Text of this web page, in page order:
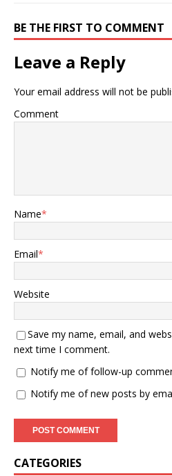
BE THE FIRST TO COMMENT
Leave a Reply
Your email address will not be
Comment
Name*
Email*
Website
Save my name, email, and
next time I comment.
Notify me of follow-up
Notify me of new posts by
CATEGORIES